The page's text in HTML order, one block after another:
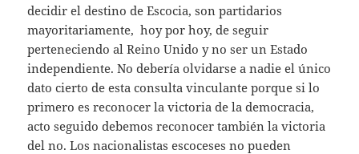
decidir el destino de Escocia, son partidarios
mayoritariamente, hoy por hoy, de seguir
perteneciendo al Reino Unido y no ser un Estado
independiente. No debería olvidarse a nadie el único
dato cierto de esta consulta vinculante porque si lo
primero es reconocer la victoria de la democracia,
acto seguido debemos reconocer también la victoria
del no. Los nacionalistas escoceses no pueden